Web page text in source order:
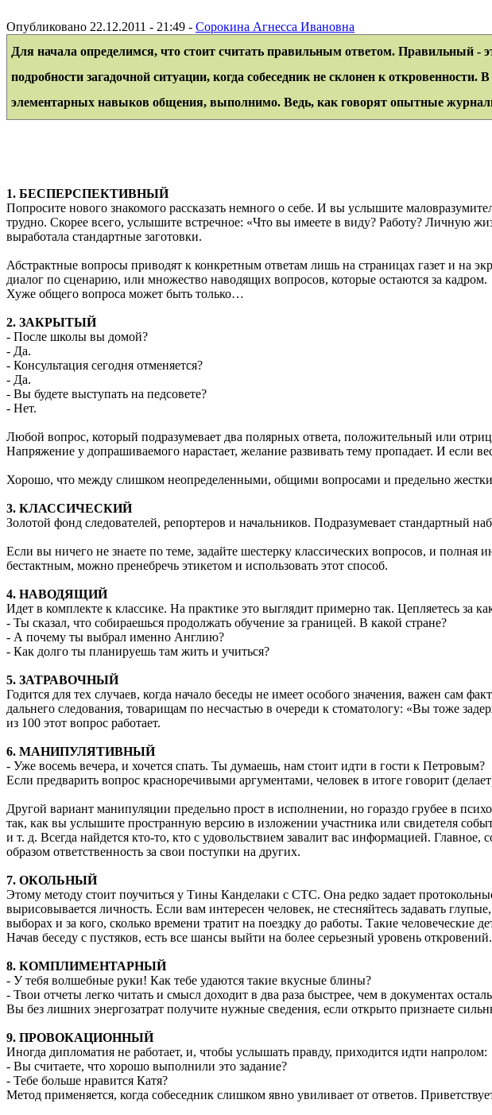
Опубликовано 22.12.2011 - 21:49 - Сорокина Агнесса Ивановна
Для начала определимся, что стоит считать правильным ответом. Правильный -
подробности загадочной ситуации, когда собеседник не склонен к
элементарных навыков общения, выполнимо. Ведь, как говорят опытные
1. БЕСПЕРСПЕКТИВНЫЙ
Попросите нового знакомого рассказать немного о себе. И вы услышите
трудно. Скорее всего, услышите встречное: «Что вы имеете в виду? Работу? Личную
выработала стандартные заготовки.
Абстрактные вопросы приводят к конкретным ответам лишь на страницах газет и на
диалог по сценарию, или множество наводящих вопросов, которые остаются за кадром.
Хуже общего вопроса может быть только…
2. ЗАКРЫТЫЙ
- После школы вы домой?
- Да.
- Консультация сегодня отменяется?
- Да.
- Вы будете выступать на педсовете?
- Нет.
Любой вопрос, который подразумевает два полярных ответа, положительный или
Напряжение у допрашиваемого нарастает, желание развивать тему пропадает. И если
Хорошо, что между слишком неопределенными, общими вопросами и предельно
3. КЛАССИЧЕСКИЙ
Золотой фонд следователей, репортеров и начальников. Подразумевает стандартный
Если вы ничего не знаете по теме, задайте шестерку классических вопросов, и
бестактным, можно пренебречь этикетом и использовать этот способ.
4. НАВОДЯЩИЙ
Идет в комплекте к классике. На практике это выглядит примерно так. Цепляетесь за
- Ты сказал, что собираешься продолжать обучение за границей. В какой стране?
- А почему ты выбрал именно Англию?
- Как долго ты планируешь там жить и учиться?
5. ЗАТРАВОЧНЫЙ
Годится для тех случаев, когда начало беседы не имеет особого значения, важен сам
дальнего следования, товарищам по несчастью в очереди к стоматологу: «Вы тоже
из 100 этот вопрос работает.
6. МАНИПУЛЯТИВНЫЙ
- Уже восемь вечера, и хочется спать. Ты думаешь, нам стоит идти в гости к Петровым?
Если предварить вопрос красноречивыми аргументами, человек в итоге говорит
Другой вариант манипуляции предельно прост в исполнении, но гораздо грубее в
так, как вы услышите пространную версию в изложении участника или свидетеля
и т. д. Всегда найдется кто-то, кто с удовольствием завалит вас информацией.
образом ответственность за свои поступки на других.
7. ОКОЛЬНЫЙ
Этому методу стоит поучиться у Тины Канделаки с СТС. Она редко задает
вырисовывается личность. Если вам интересен человек, не стесняйтесь задавать
выборах и за кого, сколько времени тратит на поездку до работы. Такие
Начав беседу с пустяков, есть все шансы выйти на более серьезный уровень откровений.
8. КОМПЛИМЕНТАРНЫЙ
- У тебя волшебные руки! Как тебе удаются такие вкусные блины?
- Твои отчеты легко читать и смысл доходит в два раза быстрее, чем в документах
Вы без лишних энергозатрат получите нужные сведения, если открыто признаете
9. ПРОВОКАЦИОННЫЙ
Иногда дипломатия не работает, и, чтобы услышать правду, приходится идти напролом:
- Вы считаете, что хорошо выполнили это задание?
- Тебе больше нравится Катя?
Метод применяется, когда собеседник слишком явно увиливает от ответов.